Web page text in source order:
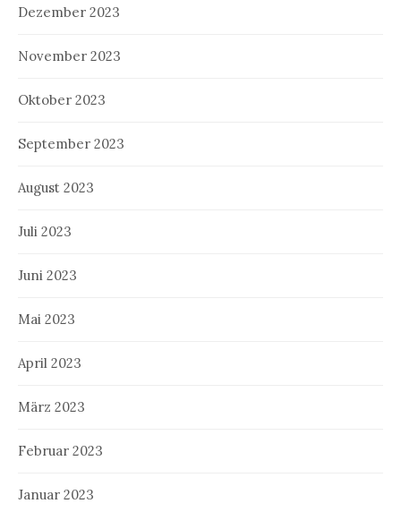
Dezember 2023
November 2023
Oktober 2023
September 2023
August 2023
Juli 2023
Juni 2023
Mai 2023
April 2023
März 2023
Februar 2023
Januar 2023